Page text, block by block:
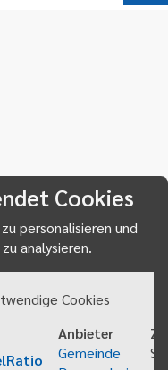
Cookies
personalisieren und
analysieren.
Cookies
Anbieter
Gemeinde